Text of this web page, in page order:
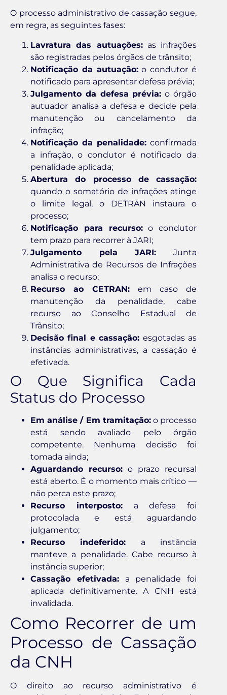
O processo administrativo de cassação segue,
em regra, as seguintes fases:
Lavratura das autuações:as infrações
são registradas pelos órgãos de trânsito;
Notificação da autuação:o condutor é
notificado para apresentar defesa prévia;
Julgamento da defesa prévia: o órgão
autuador analisa a defesa e decide pela
manutenção ou cancelamento da
infração;
Notificação da penalidade: confirmada
a infração, o condutor é notificado da
penalidade aplicada;
Abertura do processo de cassação:
quando o somatório de infrações atinge
o limite legal, o DETRAN instaura o
processo;
Notificação para recurso:o condutor
tem prazo para recorrer à JARI;
Julgamento pela JARI: Junta
Administrativa de Recursos de Infrações
analisa o recurso;
Recurso ao CETRAN: em caso de
manutenção da penalidade, cabe
recurso ao Conselho Estadual de
Trânsito;
Decisão final e cassação: esgotadas as
instâncias administrativas, a cassação é
efetivada.
O Que Significa Cada
Status do Processo
Em análise / Em tramitação:o processo
está sendo avaliado pelo órgão
competente. Nenhuma decisão foi
tomada ainda;
Aguardando recurso: o prazo recursal
está aberto. É o momento mais crítico —
não perca este prazo;
Recurso interposto:a defesa foi
protocolada e está aguardando
julgamento;
Recurso indeferido: a instância
manteve a penalidade. Cabe recurso à
instância superior;
Cassação efetivada:a penalidade foi
aplicada definitivamente. A CNH está
invalidada.
Como Recorrer de um
Processo de Cassação
da CNH
O direito ao recurso administrativo é